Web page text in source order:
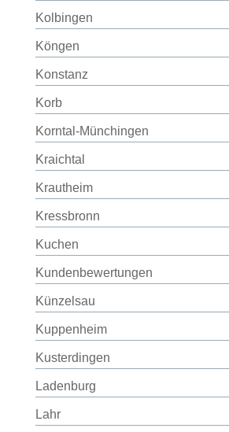
Kolbingen
Köngen
Konstanz
Korb
Korntal-Münchingen
Kraichtal
Krautheim
Kressbronn
Kuchen
Kundenbewertungen
Künzelsau
Kuppenheim
Kusterdingen
Ladenburg
Lahr